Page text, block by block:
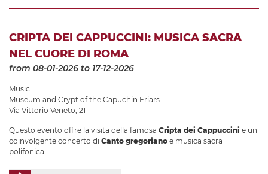
CRIPTA DEI CAPPUCCINI: MUSICA SACRA
NEL CUORE DI ROMA
from 08-01-2026 to 17-12-2026
Music
Museum and Crypt of the Capuchin Friars
Via Vittorio Veneto, 21
Questo evento offre la visita della famosa Cripta dei Cappuccini e un
coinvolgente concerto di Canto gregoriano e musica sacra
polifonica.